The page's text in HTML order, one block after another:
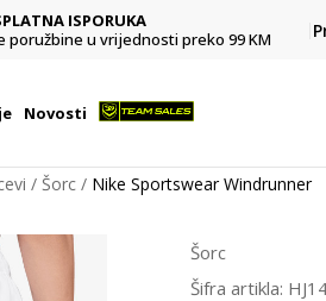
ISPORUKA
poružbine u vrijednosti preko 99 KM
Novosti
Šorc Nike Sportswear Windrunner
Šorc
Šifra artikla: